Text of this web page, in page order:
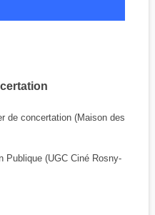
de concertation (Maison des
Publique (UGC Ciné Rosny-